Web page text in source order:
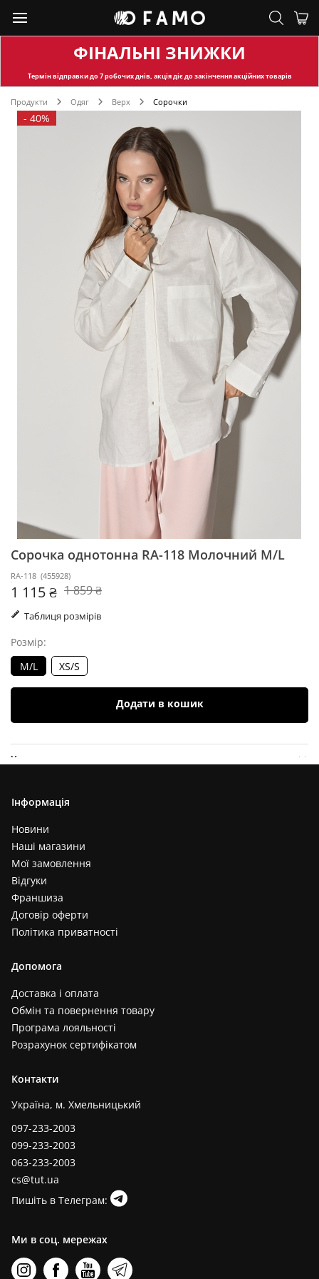
ФІНАЛЬНІ ЗНИЖКИ
Термін відправкидо 7 робочих днів, акція діє до закінчення акційних товарів
Продукти Одяг Верх Сорочки
- 40%
Сорочка однотонна RA-118 Молочний M/L
RA-118 (455928)
1 115 ₴ 1 859 ₴
Таблиця розмірів
Розмір:
M/L
XS/S
Додати в кошик
Характеристики
Інформація
Новини
Наші магазини
Мої замовлення
Відгуки
Франшиза
Договір оферти
Політика приватності
Допомога
Доставка і оплата
Обмін та повернення товару
Програма лояльності
Розрахунок сертифікатом
Контакти
Україна, м. Хмельницький
097-233-2003
099-233-2003
063-233-2003
cs@tut.ua
Пишіть в Телеграм:
Ми в соц. мережах